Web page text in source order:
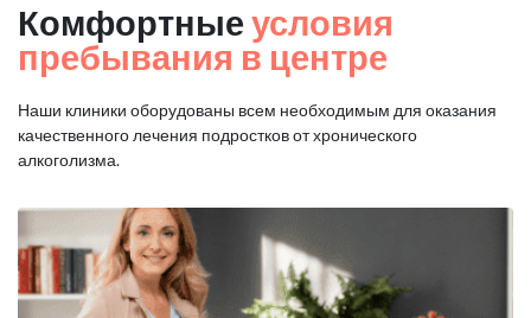
Комфортные условия
пребывания в центре
Наши клиники оборудованы всем необходимым для оказания
качественного лечения подростков от хронического
алкоголизма.